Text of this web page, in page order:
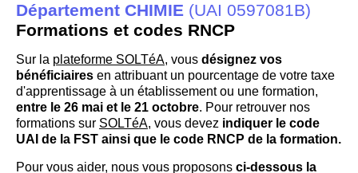
Département CHIMIE (UAI 0597081B)
Formations et codes RNCP
Sur la plateforme SOLTéA, vous désignez vos
bénéficiaires en attribuant un pourcentage de votre taxe
d'apprentissage à un établissement ou une formation,
entre le 26 mai et le 21 octobre. Pour retrouver nos
formations sur SOLTéA, vous devez indiquer le code
UAI de la FST ainsi que le code RNCP de la formation.
Pour vous aider, nous vous proposons ci-dessous la